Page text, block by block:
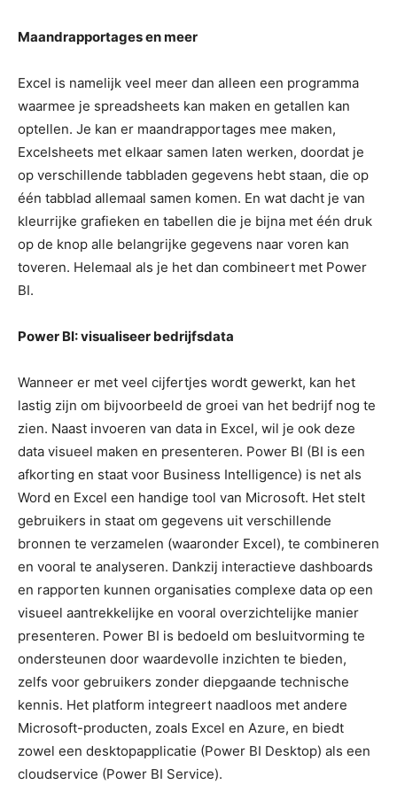
Maandrapportages en meer
Excel is namelijk veel meer dan alleen een programma
waarmee je spreadsheets kan maken en getallen kan
optellen. Je kan er maandrapportages mee maken,
Excelsheets met elkaar samen laten werken, doordat je
op verschillende tabbladen gegevens hebt staan, die op
één tabblad allemaal samen komen. En wat dacht je van
kleurrijke grafieken en tabellen die je bijna met één druk
op de knop alle belangrijke gegevens naar voren kan
toveren. Helemaal als je het dan combineert met Power
BI.
Power BI: visualiseer bedrijfsdata
Wanneer er met veel cijfertjes wordt gewerkt, kan het
lastig zijn om bijvoorbeeld de groei van het bedrijf nog te
zien. Naast invoeren van data in Excel, wil je ook deze
data visueel maken en presenteren. Power BI (BI is een
afkorting en staat voor Business Intelligence) is net als
Word en Excel een handige tool van Microsoft. Het stelt
gebruikers in staat om gegevens uit verschillende
bronnen te verzamelen (waaronder Excel), te combineren
en vooral te analyseren. Dankzij interactieve dashboards
en rapporten kunnen organisaties complexe data op een
visueel aantrekkelijke en vooral overzichtelijke manier
presenteren. Power BI is bedoeld om besluitvorming te
ondersteunen door waardevolle inzichten te bieden,
zelfs voor gebruikers zonder diepgaande technische
kennis. Het platform integreert naadloos met andere
Microsoft-producten, zoals Excel en Azure, en biedt
zowel een desktopapplicatie (Power BI Desktop) als een
cloudservice (Power BI Service).